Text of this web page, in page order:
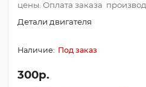
цены. Оплата заказа
Детали двигателя
Под заказ
300р.